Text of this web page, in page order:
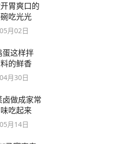
胃爽口的
吃光光
月02日
蛋这样拌
的鲜香
月30日
做成家常
吃起来
月14日